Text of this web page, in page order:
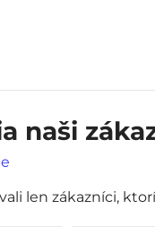
naši
len zákazníci,